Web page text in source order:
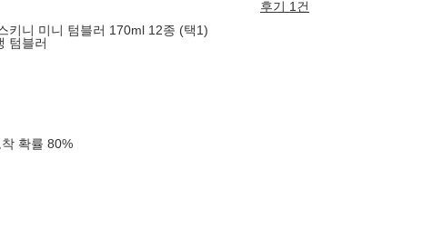
후기 1건
키니 미니 텀블러 170ml 12종 (택1)
텀블러
착 확률 80%